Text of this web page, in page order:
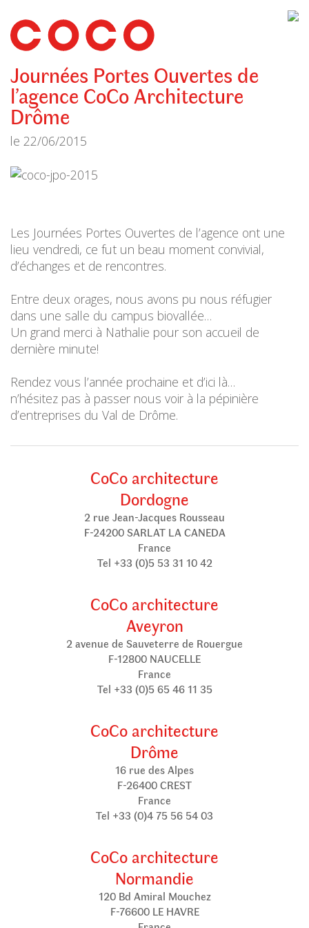
CoCo
Architecture
architecture,
urbanisme,
etc.
Journées Portes Ouvertes de
l’agence CoCo Architecture
Drôme
le 22/06/2015
Les Journées Portes Ouvertes de l’agence ont une
lieu vendredi, ce fut un beau moment convivial,
d’échanges et de rencontres.
Entre deux orages, nous avons pu nous réfugier
dans une salle du campus biovallée…
Un grand merci à Nathalie pour son accueil de
dernière minute!
Rendez vous l’année prochaine et d’ici là…
n’hésitez pas à passer nous voir à la pépinière
d’entreprises du Val de Drôme.
CoCo architecture
Dordogne
2 rue Jean-Jacques Rousseau
F-24200 SARLAT LA CANEDA
France
Tel +33 (0)5 53 31 10 42
CoCo architecture
Aveyron
2 avenue de Sauveterre de Rouergue
F-12800 NAUCELLE
France
Tel +33 (0)5 65 46 11 35
CoCo architecture
Drôme
16 rue des Alpes
F-26400 CREST
France
Tel +33 (0)4 75 56 54 03
CoCo architecture
Normandie
120 Bd Amiral Mouchez
F-76600 LE HAVRE